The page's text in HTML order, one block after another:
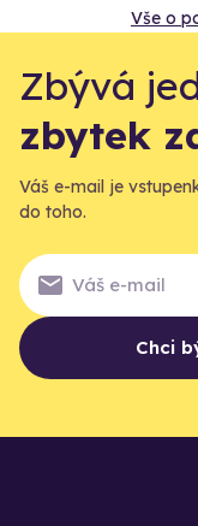
Vše o
Zbývá
zbytek
Váš e-mail je
do toho.
Chci